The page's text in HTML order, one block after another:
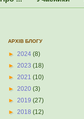
АРХІВ БЛОГУ
► 2024 (8)
► 2023 (18)
► 2021 (10)
► 2020 (3)
► 2019 (27)
► 2018 (12)